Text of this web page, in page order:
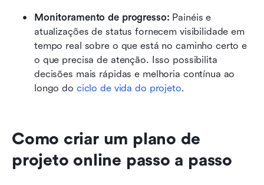
Monitoramento de progresso: Painéis e
atualizações de status fornecem visibilidade em
tempo real sobre o que está no caminho certo e
o que precisa de atenção. Isso possibilita
decisões mais rápidas e melhoria contínua ao
longo do ciclo de vida do projeto.
Como criar um plano de
projeto online passo a passo